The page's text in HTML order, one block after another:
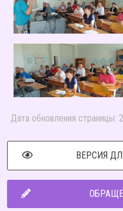
Дата обновления страницы:
ВЕРСИЯ